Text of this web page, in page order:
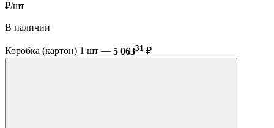
₽/шт
В наличии
Коробка (картон) 1 шт — 5 06331 ₽